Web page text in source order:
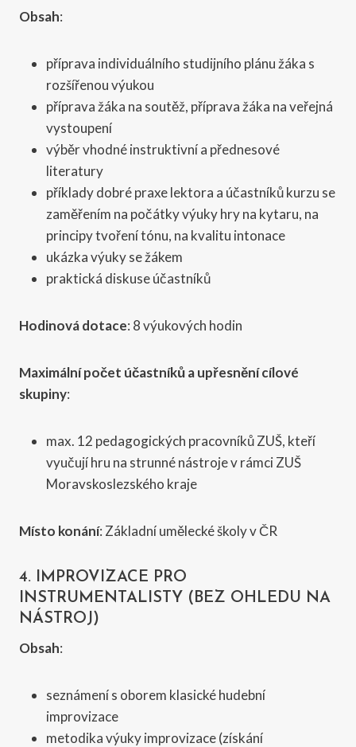
Obsah:
příprava individuálního studijního plánu žáka s
rozšířenou výukou
příprava žáka na soutěž, příprava žáka na veřejná
vystoupení
výběr vhodné instruktivní a přednesové
literatury
příklady dobré praxe lektora a účastníků kurzu se
zaměřením na počátky výuky hry na kytaru, na
principy tvoření tónu, na kvalitu intonace
ukázka výuky se žákem
praktická diskuse účastníků
Hodinová dotace: 8 výukových hodin
Maximální počet účastníků a upřesnění cílové
skupiny:
max. 12 pedagogických pracovníků ZUŠ, kteří
vyučují hru na strunné nástroje v rámci ZUŠ
Moravskoslezského kraje
Místo konání: Základní umělecké školy v ČR
4. IMPROVIZACE PRO
INSTRUMENTALISTY (BEZ OHLEDU NA
NÁSTROJ)
Obsah:
seznámení s oborem klasické hudební
improvizace
metodika výuky improvizace (získání